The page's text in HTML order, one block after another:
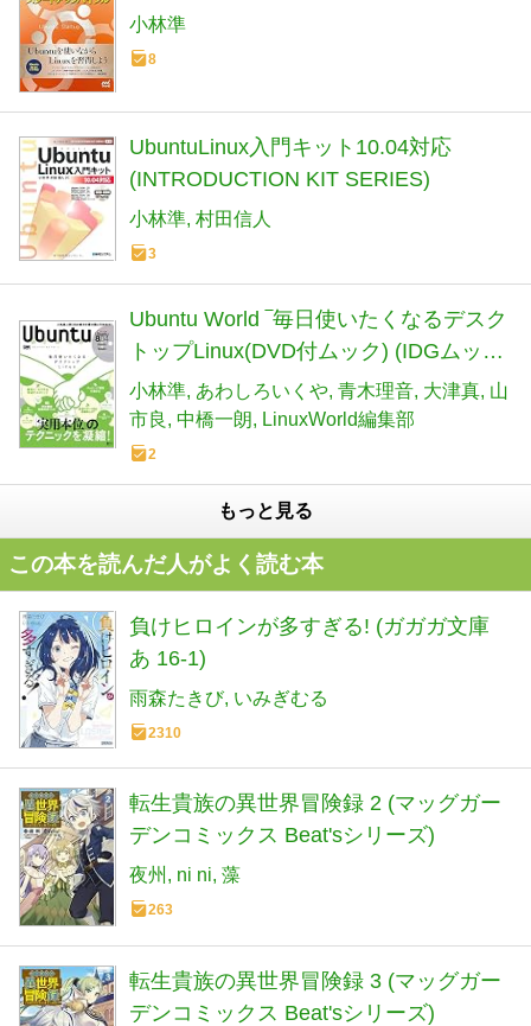
小林準
8
UbuntuLinux入門キット10.04対応
(INTRODUCTION KIT SERIES)
小林準 村田信人
3
Ubuntu World ‾毎日使いたくなるデスク
トップLinux(DVD付ムック) (IDGムック
シリーズ)
小林準 あわしろいくや 青木理音 大津真 山
市良
中橋一朗 LinuxWorld編集部
2
もっと見る
この本を読んだ人がよく読む本
負けヒロインが多すぎる! (ガガガ文庫
あ 16-1)
雨森たきび いみぎむる
2310
転生貴族の異世界冒険録 2 (マッグガー
デンコミックス Beat'sシリーズ)
夜州 ni ni 藻
263
転生貴族の異世界冒険録 3 (マッグガー
デンコミックス Beat'sシリーズ)